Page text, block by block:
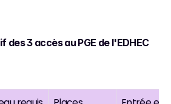
3 accès au PGE de l'EDHEC